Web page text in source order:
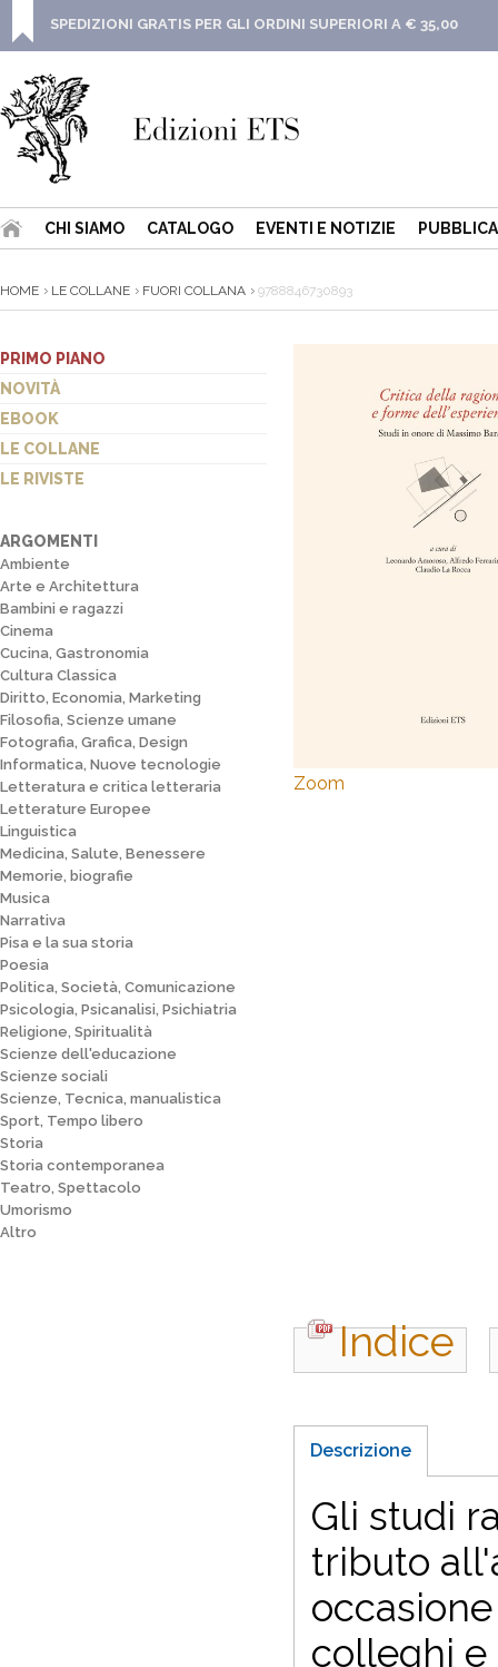
SPEDIZIONI GRATIS PER GLI ORDINI SUPERIORI A € 35,00
CHI SIAMO CATALOGO EVENTI E NOTIZIE
HOME LE COLLANE FUORI COLLANA 9788846730893
PRIMO PIANO
NOVITÀ
EBOOK
LE COLLANE
LE RIVISTE
ARGOMENTI
Ambiente
Arte e Architettura
Bambini e ragazzi
Cinema
Cucina, Gastronomia
Cultura Classica
Diritto, Economia, Marketing
Filosofia, Scienze umane
Fotografia, Grafica, Design
Informatica, Nuove tecnologie
Letteratura e critica letteraria
Letterature Europee
Linguistica
Medicina, Salute, Benessere
Memorie, biografie
Musica
Narrativa
Pisa e la sua storia
Poesia
Politica, Società, Comunicazione
Psicologia, Psicanalisi, Psichiatria
Religione, Spiritualità
Scienze dell'educazione
Scienze sociali
Scienze, Tecnica, manualistica
Sport, Tempo libero
Storia
Storia contemporanea
Teatro, Spettacolo
Umorismo
Altro
Zoom
Indice
Descrizione
Gli studi
tributo
colleghi e